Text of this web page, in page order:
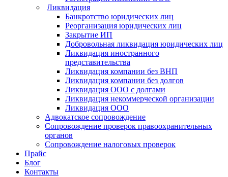
Ликвидация
Банкротство юридических лиц
Реорганизация юридических лиц
Закрытие ИП
Добровольная ликвидация юридических лиц
Ликвидация иностранного
представительства
Ликвидация компании без ВНП
Ликвидация компании без долгов
Ликвидация ООО с долгами
Ликвидация некоммерческой организации
Ликвидация ООО
Адвокатское сопровождение
Сопровождение проверок правоохранительных
органов
Сопровождение налоговых проверок
Прайс
Блог
Контакты